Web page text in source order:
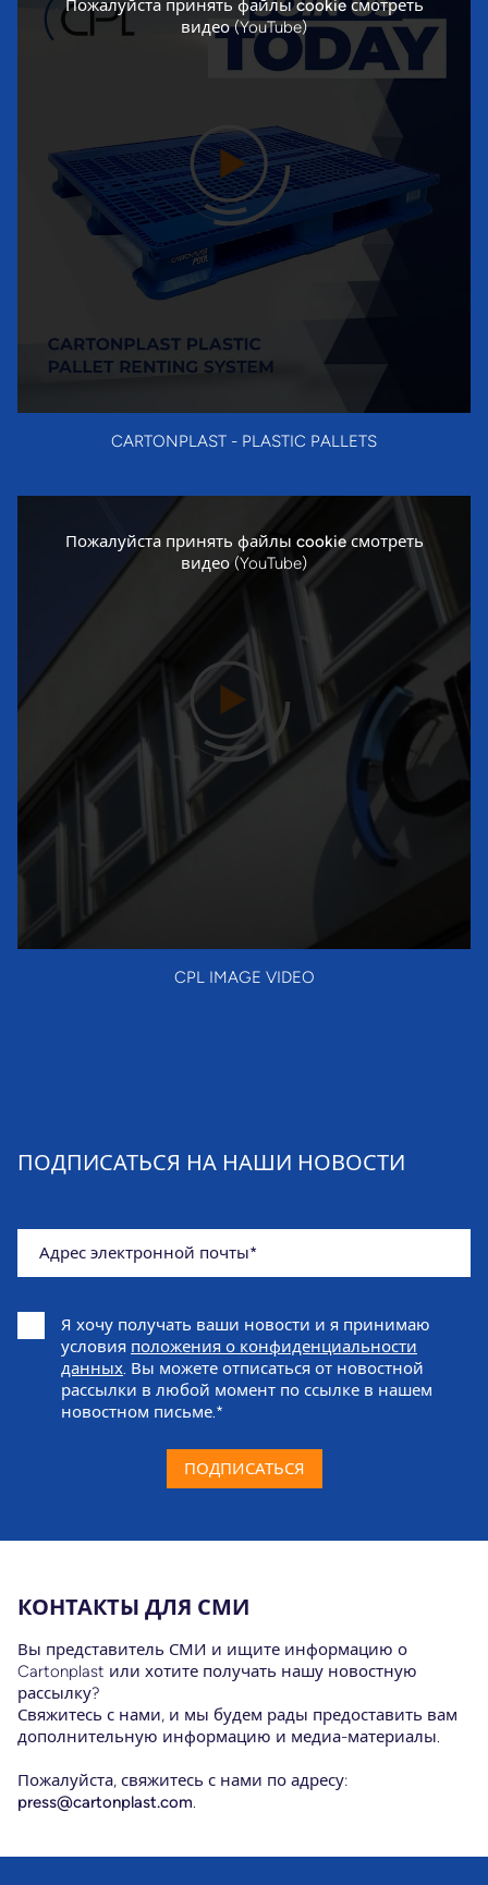
Пожалуйста принять файлы cookieсмотреть
видео (YouTube)
CARTONPLAST - PLASTIC PALLETS
Пожалуйста принять файлы cookieсмотреть
видео (YouTube)
CPL IMAGE VIDEO
ПОДПИСАТЬСЯ НА НАШИ НОВОСТИ
Я хочу получать ваши новости и я принимаю
условия положения о конфиденциальности
данных . Вы можете отписаться от новостной
рассылки в любой момент по ссылке в нашем
новостном письме.
ПОДПИСАТЬСЯ
КОНТАКТЫ ДЛЯ СМИ
Вы представитель СМИ и ищите информацию о
Cartonplast или хотите получать нашу новостную
рассылку?
Свяжитесь с нами, и мы будем рады предоставить вам
дополнительную информацию и медиа-материалы.
Пожалуйста, свяжитесь с нами по адресу:
press@cartonplast.com